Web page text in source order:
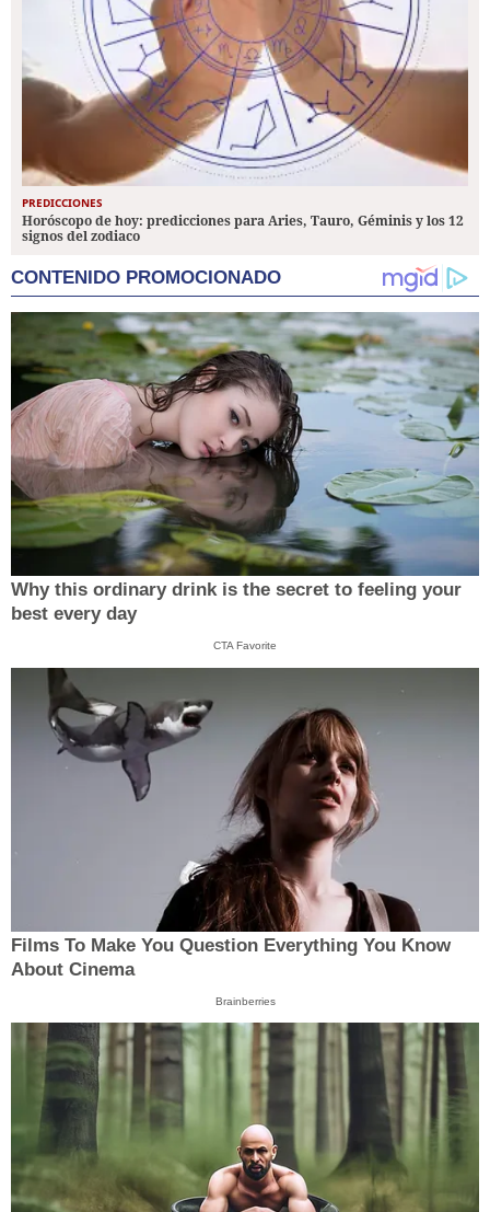
PREDICCIONES
Horóscopo de hoy: predicciones para Aries, Tauro, Géminis y los 12
signos del zodiaco
CONTENIDO PROMOCIONADO
Why this ordinary drink is the secret to feeling your
best every day
CTA Favorite
Films To Make You Question Everything You Know
About Cinema
Brainberries